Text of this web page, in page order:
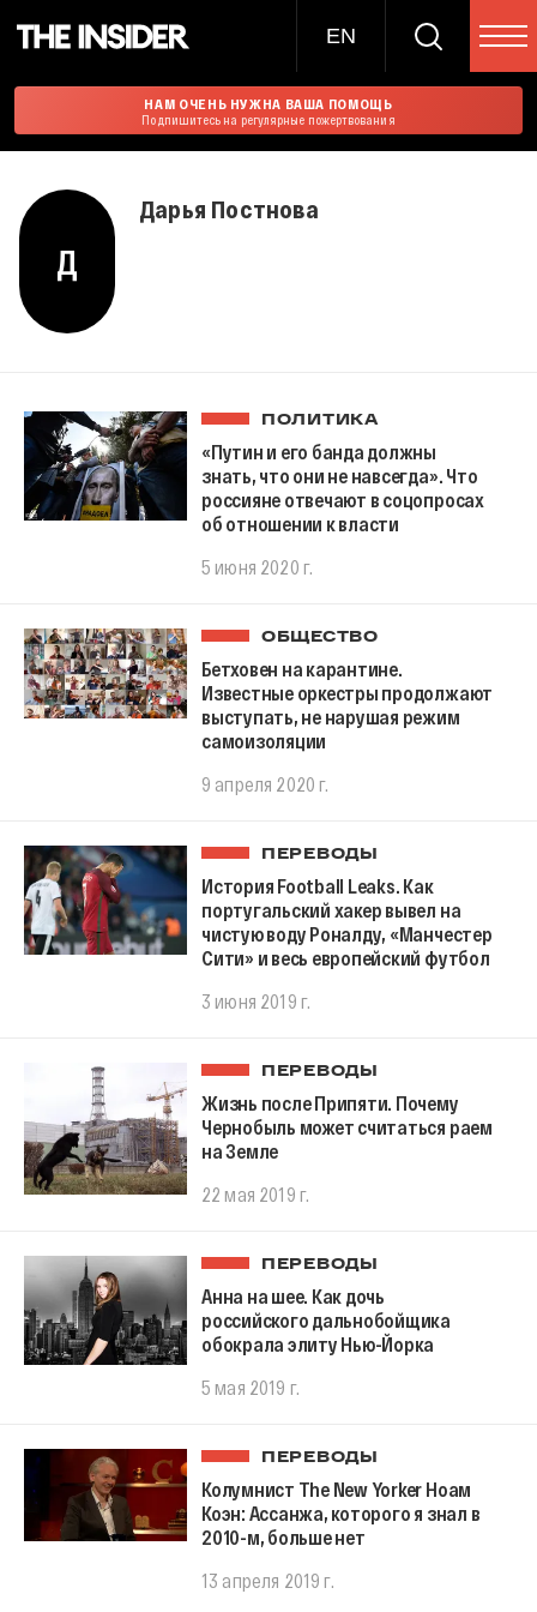
EN
НАМ ОЧЕНЬ НУЖНА ВАША ПОМОЩЬ
Подпишитесь на регулярные пожертвования
Д
Дарья Постнова
ПОЛИТИКА
«Путин и его банда должны
знать, что они не навсегда». Что
россияне отвечают в соцопросах
об отношении к власти
5 июня 2020 г.
ОБЩЕСТВО
Бетховен на карантине.
Известные оркестры продолжают
выступать, не нарушая режим
самоизоляции
9 апреля 2020 г.
ПЕРЕВОДЫ
История Football Leaks. Как
португальский хакер вывел на
чистую воду Роналду, «Манчестер
Сити» и весь европейский футбол
3 июня 2019 г.
ПЕРЕВОДЫ
Жизнь после Припяти. Почему
Чернобыль может считаться раем
на Земле
22 мая 2019 г.
ПЕРЕВОДЫ
Анна на шее. Как дочь
российского дальнобойщика
обокрала элиту Нью-Йорка
5 мая 2019 г.
ПЕРЕВОДЫ
Колумнист The New Yorker Ноам
Коэн: Ассанжа, которого я знал в
2010-м, больше нет
13 апреля 2019 г.